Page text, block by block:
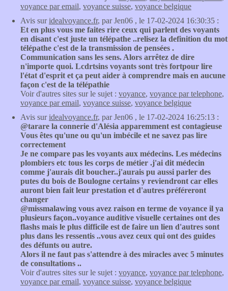
voyance par email, voyance suisse, voyance belgique
Avis suridealvoyance.fr, par Jen06 , le 17-02-2024 16:30:35 :
Et en plus vous me faites rire ceux qui parlent des voyants
en disant c'est juste un télépathe ..relisez la definition du mot
télépathe c'est de la transmission de pensées .
Communication sans les sens. Alors arrêtez de dire
n'importe quoi. Lcdrtsins voyants sont très fortpour lire
l'état d'esprit et ça peut aider à comprendre mais en aucune
façon c'est de la télépathie
Voir d'autres sites sur le sujet : voyance, voyance par telephone,
voyance par email, voyance suisse, voyance belgique
Avis suridealvoyance.fr, par Jen06 , le 17-02-2024 16:25:13 :
@tarare la connerie d'Alésia apparemment est contagieuse
Vous êtes qu'une ou qu'un imbécile et ne savez pas lire
correctement
Je ne compare pas les voyants aux médecins. Les médecins
plombiers etc tous les corps de métier .j'ai dit médecin
comme j'aurais dit boucher..j'aurais pu aussi parler des
putes du bois de Boulogne certains y reviendront car elles
auront bien fait leur prestation et d'autres préféreront
changer
@missmalawing vous avez raison en terme de voyance il ya
plusieurs façon..voyance auditive visuelle certaines ont des
flashs mais le plus difficile est de faire un lien d'autres sont
plus dans les ressentis ..vous avez ceux qui ont des guides
des défunts ou autre.
Alors il ne faut pas s'attendre à des miracles avec 5 minutes
de consultations ..
Voir d'autres sites sur le sujet : voyance, voyance par telephone,
voyance par email, voyance suisse, voyance belgique